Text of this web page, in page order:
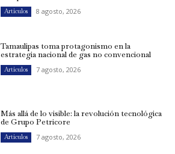
Artículos 8 agosto, 2026
Tamaulipas toma protagonismo en la
estrategia nacional de gas no convencional
Artículos 7 agosto, 2026
Más allá de lo visible: la revolución tecnológica
de Grupo Petricore
Artículos 7 agosto, 2026